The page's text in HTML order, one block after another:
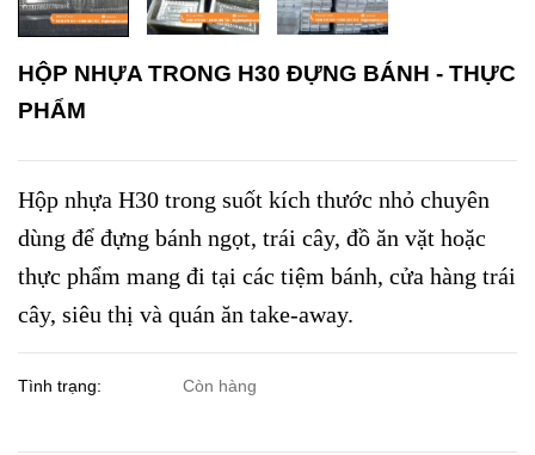
HỘP NHỰA TRONG H30 ĐỰNG BÁNH - THỰC
PHẨM
Hộp nhựa H30 trong suốt kích thước nhỏ chuyên
dùng để đựng bánh ngọt, trái cây, đồ ăn vặt hoặc
thực phẩm mang đi tại các tiệm bánh, cửa hàng trái
cây, siêu thị và quán ăn take-away.
Tình trạng: Còn hàng